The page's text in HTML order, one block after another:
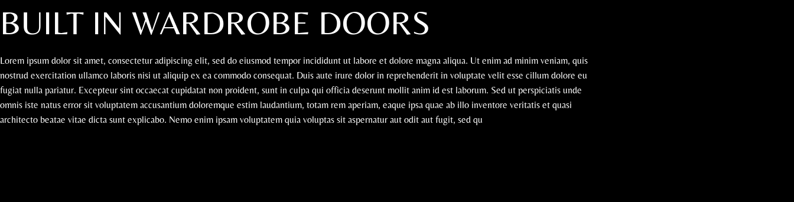
BUILT IN WARDROBE DOORS
Lorem ipsum dolor sit amet, consectetur adipiscing elit, sed do eiusmod tempor incididunt ut labore et dolore magna aliqua. Ut enim ad minim veniam, quis
nostrud exercitation ullamco laboris nisi ut aliquip ex ea commodo consequat. Duis aute irure dolor in reprehenderit in voluptate velit esse cillum dolore eu
fugiat nulla pariatur. Excepteur sint occaecat cupidatat non proident, sunt in culpa qui officia deserunt mollit anim id est laborum. Sed ut perspiciatis unde
omnis iste natus error sit voluptatem accusantium doloremque estim laudantium, totam rem aperiam, eaque ipsa quae ab illo inventore veritatis et quasi
architecto beatae vitae dicta sunt explicabo. Nemo enim ipsam voluptatem quia voluptas sit aspernatur aut odit aut fugit, sed qu